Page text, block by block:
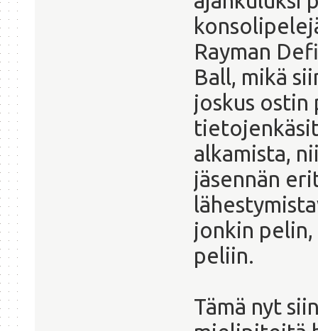
Rayman
Ball, mikä
joskus ostin
alkamista,
jäsennän
jonkin
peliin.
Tämä nyt